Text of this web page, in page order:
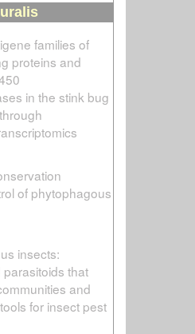
families of
proteins and
in the stink bug
of phytophagous
insects:
that
and
for insect pest